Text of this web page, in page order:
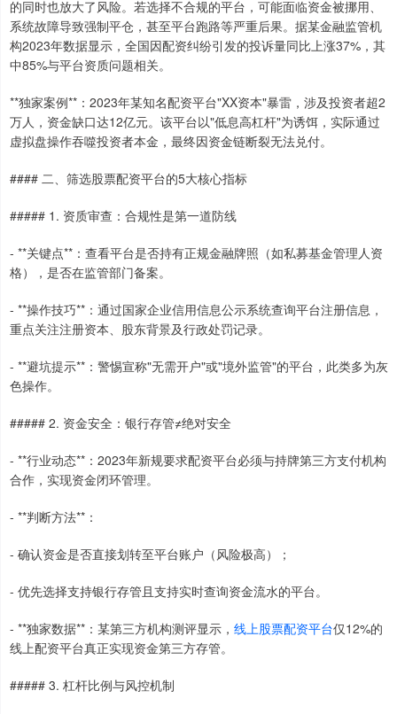
的同时也放大了风险。若选择不合规的平台，可能面临资金被挪用、
系统故障导致强制平仓，甚至平台跑路等严重后果。据某金融监管机
构2023年数据显示，全国因配资纠纷引发的投诉量同比上涨37%，其
中85%与平台资质问题相关。
**独家案例**：2023年某知名配资平台"XX资本"暴雷，涉及投资者超2
万人，资金缺口达12亿元。该平台以"低息高杠杆"为诱饵，实际通过
虚拟盘操作吞噬投资者本金，最终因资金链断裂无法兑付。
#### 二、筛选股票配资平台的5大核心指标
##### 1. 资质审查：合规性是第一道防线
- **关键点**：查看平台是否持有正规金融牌照（如私募基金管理人资
格），是否在监管部门备案。
- **操作技巧**：通过国家企业信用信息公示系统查询平台注册信息，
重点关注注册资本、股东背景及行政处罚记录。
- **避坑提示**：警惕宣称"无需开户"或"境外监管"的平台，此类多为灰
色操作。
##### 2. 资金安全：银行存管≠绝对安全
- **行业动态**：2023年新规要求配资平台必须与持牌第三方支付机构
合作，实现资金闭环管理。
- **判断方法**：
- 确认资金是否直接划转至平台账户（风险极高）；
- 优先选择支持银行存管且支持实时查询资金流水的平台。
- **独家数据**：某第三方机构测评显示， 线上股票配资平台仅12%的
线上配资平台真正实现资金第三方存管。
##### 3. 杠杆比例与风控机制